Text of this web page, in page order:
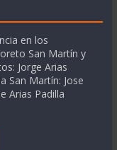
en los
San Martín y
Jorge Arias
San Martín: Jose
Arias Padilla